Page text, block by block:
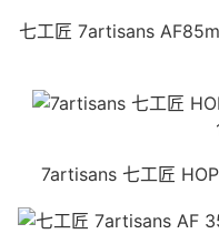
七工匠 7artisans
7artisans 七工匠